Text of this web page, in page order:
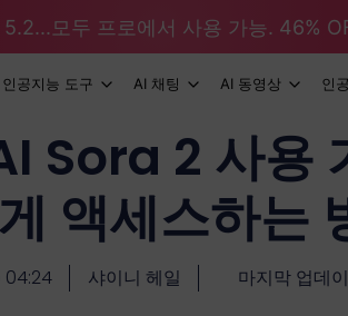
모두 프로에서 사용 가능. 46%
인공지능 도구 AI 채팅 AI 동영상 인
Sora 2 사용
액세스하는
04:24 샤이니 헤일 마지막 업데